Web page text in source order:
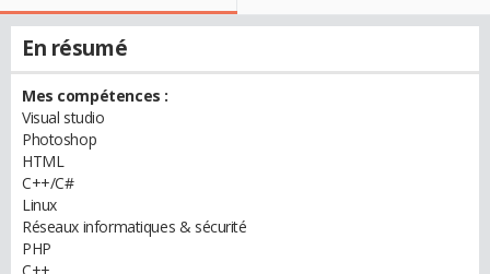
En résumé
Mes compétences :
Visual studio
Photoshop
HTML
C++/C#
Linux
Réseaux informatiques & sécurité
PHP